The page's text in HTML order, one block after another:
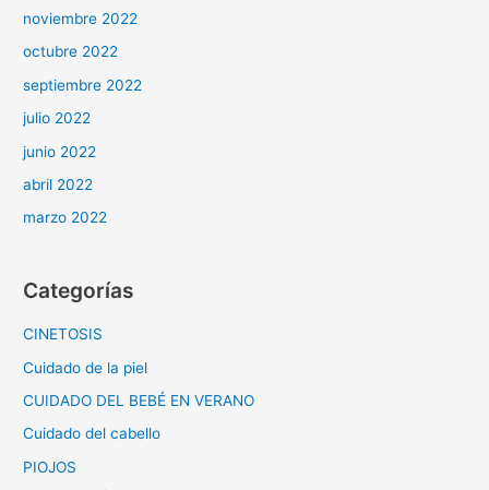
noviembre 2022
octubre 2022
septiembre 2022
julio 2022
junio 2022
abril 2022
marzo 2022
Categorías
CINETOSIS
Cuidado de la piel
CUIDADO DEL BEBÉ EN VERANO
Cuidado del cabello
PIOJOS